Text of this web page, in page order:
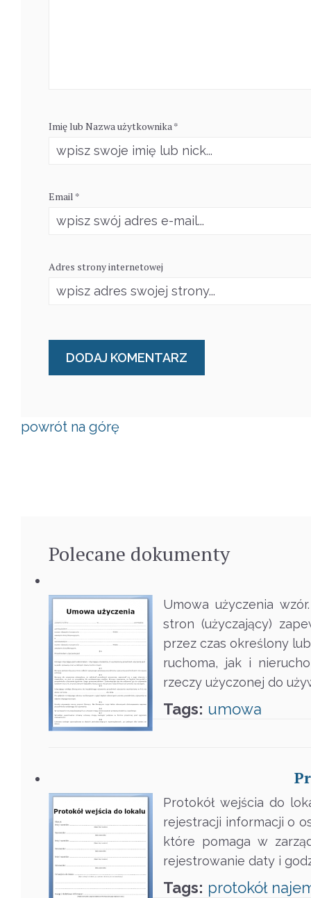
Imię lub Nazwa użytkownika *
Email *
Adres strony internetowej
powrót na górę
Polecane dokumenty
Umowa użyczenia
stron (użyczający)
przez czas określony
ruchoma, jak i
rzeczy użyczonej do
Tags: umowa
Protokół wejścia do
rejestracji informacji o
które pomaga w
rejestrowanie daty i
Tags: protokół